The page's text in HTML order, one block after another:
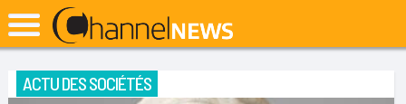
ACTU DES SOCIÉTÉS